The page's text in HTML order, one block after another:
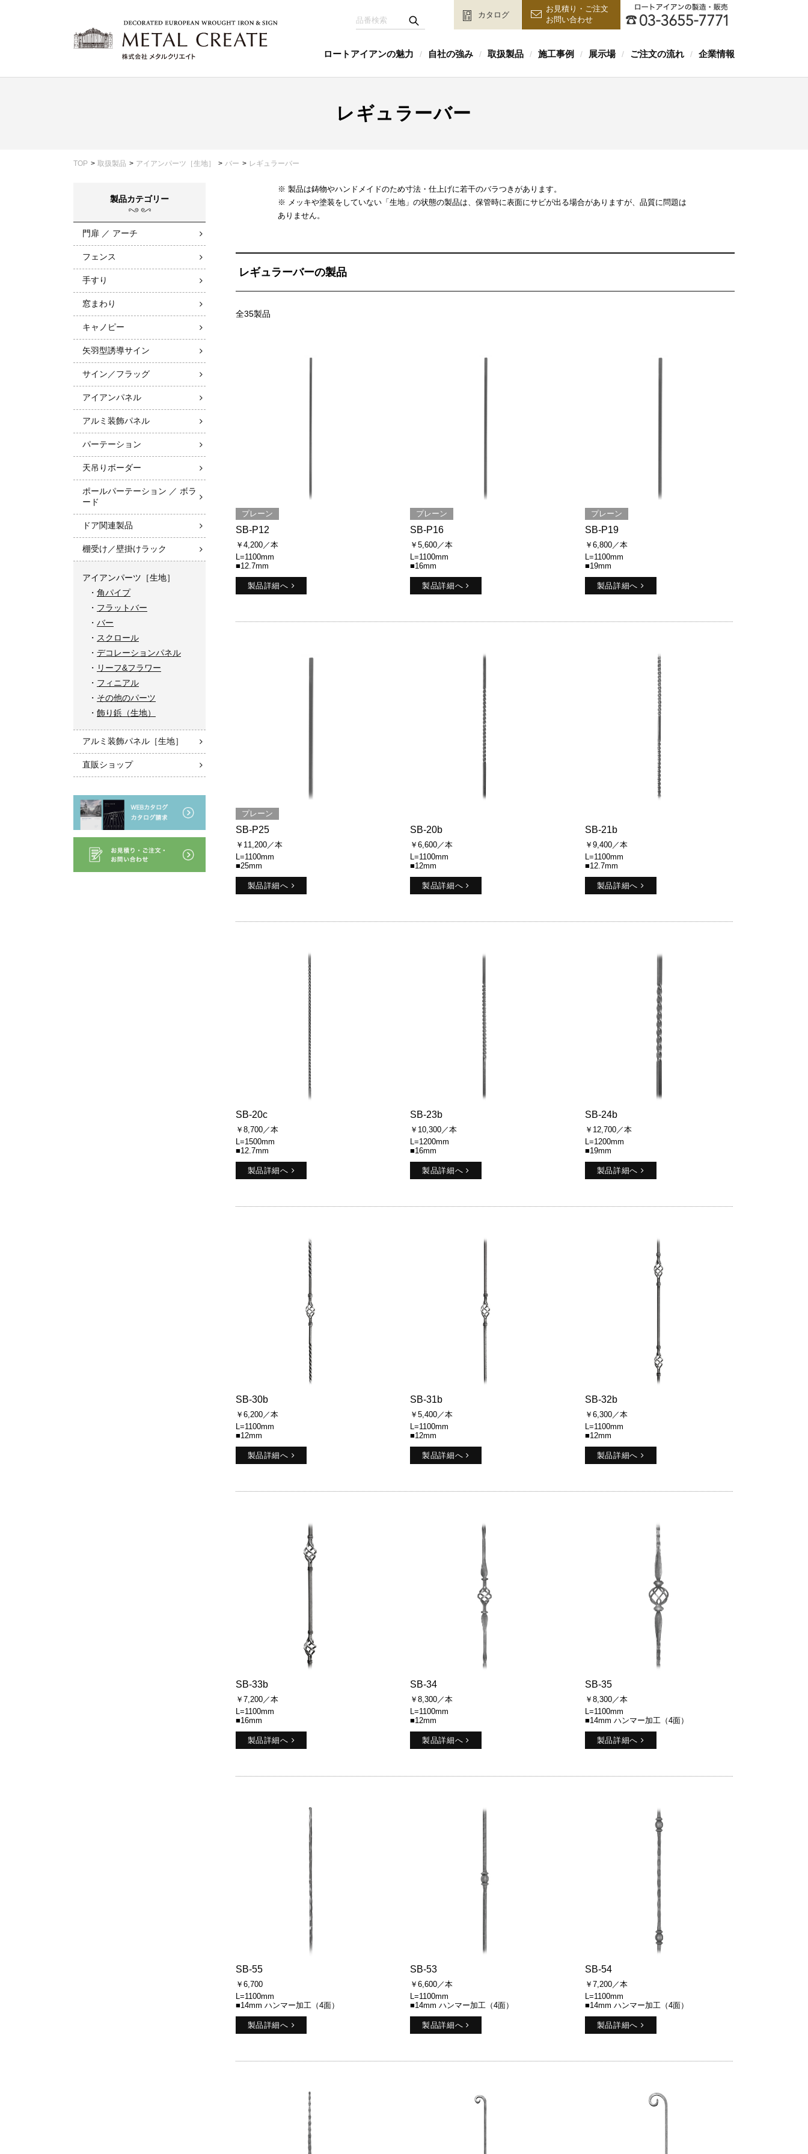
カタログ
お見積り・ご注文
お問い合わせ
ロートアイアンの魅力 / 自社の強み / 取扱製品 / 施工事例 / 展示場 / ご注文の流れ / 企業情報
レギュラーバー
TOP 取扱製品 アイアンパーツ［生地］ バー レギュラーバー
※ 製品は鋳物やハンドメイドのため寸法・仕上げに若干のバラつきがあります。
※ メッキや塗装をしていない「生地」の状態の製品は、保管時に表面にサビが出る場合がありますが、品質に問題は
ありません。
レギュラーバーの製品
全35製品
プレーン
SB-P12
￥4,200／本
L=1100mm
■12.7mm
製品詳細へ
プレーン
SB-P16
￥5,600／本
L=1100mm
■16mm
製品詳細へ
プレーン
SB-P19
￥6,800／本
L=1100mm
■19mm
製品詳細へ
プレーン
SB-P25
￥11,200／本
L=1100mm
■25mm
製品詳細へ
SB-20b
￥6,600／本
L=1100mm
■12mm
製品詳細へ
SB-21b
￥9,400／本
L=1100mm
■12.7mm
製品詳細へ
SB-20c
￥8,700／本
L=1500mm
■12.7mm
製品詳細へ
SB-23b
￥10,300／本
L=1200mm
■16mm
製品詳細へ
SB-24b
￥12,700／本
L=1200mm
■19mm
製品詳細へ
SB-30b
￥6,200／本
L=1100mm
■12mm
製品詳細へ
SB-31b
￥5,400／本
L=1100mm
■12mm
製品詳細へ
SB-32b
￥6,300／本
L=1100mm
■12mm
製品詳細へ
SB-33b
￥7,200／本
L=1100mm
■16mm
製品詳細へ
SB-34
￥8,300／本
L=1100mm
■12mm
製品詳細へ
SB-35
￥8,300／本
L=1100mm
■14mm ハンマー加工（4面）
製品詳細へ
SB-55
￥6,700
L=1100mm
■14mm ハンマー加工（4面）
製品詳細へ
SB-53
￥6,600／本
L=1100mm
■14mm ハンマー加工（4面）
製品詳細へ
SB-54
￥7,200／本
L=1100mm
■14mm ハンマー加工（4面）
製品詳細へ
製品カテゴリー
門扉 ／ アーチ
フェンス
手すり
窓まわり
キャノピー
矢羽型誘導サイン
サイン／フラッグ
アイアンパネル
アルミ装飾パネル
パーテーション
天吊りボーダー
ポールパーテーション ／ ボラ
ード
ドア関連製品
棚受け／壁掛けラック
アイアンパーツ［生地］
角パイプ
フラットバー
バー
スクロール
デコレーションパネル
リーフ&フラワー
フィニアル
その他のパーツ
飾り鋲（生地）
アルミ装飾パネル［生地］
直販ショップ